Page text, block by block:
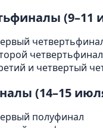
(9–11
четвертьфинал
и четвертый
(14–15
полуфинал